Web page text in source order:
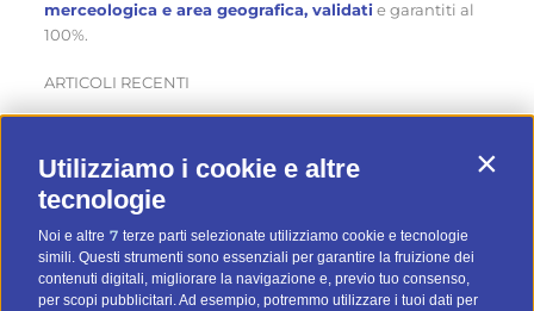
Utilizziamo i cookie e altre
tecnologie
Noi e altre 7 terze parti selezionate utilizziamo cookie e tecnologie
simili. Questi strumenti sono essenziali per garantire la fruizione dei
contenuti digitali, migliorare la navigazione e, previo tuo consenso,
per scopi pubblicitari. Ad esempio, potremmo utilizzare i tuoi dati per
merceologica e area geografica, validati e garantiti al
100%.
ARTICOLI RECENTI
aspettano
Cinque modi originali per sfruttare un database di
Quattro consigli pratici per fare email marketing d’estate